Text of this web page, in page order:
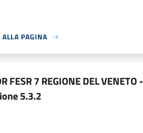
ALLA PAGINA
FESR 7 REGIONE DEL VENETO -
5.3.2